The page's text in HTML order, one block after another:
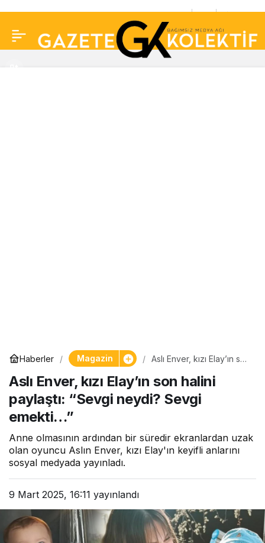
Haberler Magazin
Aslı Enver, kızı Elay’ın son
neydi? Sevgi emekti…”
Aslı Enver, kızı Elay’ın son halini
paylaştı: “Sevgi neydi? Sevgi
emekti…”
Anne olmasının ardından bir süredir ekranlardan uzak
olan oyuncu Aslın Enver, kızı Elay'ın keyifli anlarını
sosyal medyada yayınladı.
9 Mart 2025, 16:11 yayınlandı
görüyordu… Burhan